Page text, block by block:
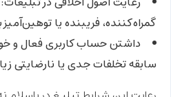
گمراه‌کننده، فریبنده یا
داشتن حساب کاربری فعال و
سابقه تخلفات جدی یا نارضایتی